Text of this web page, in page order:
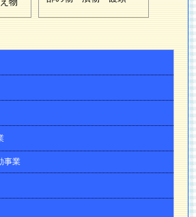
物
事業